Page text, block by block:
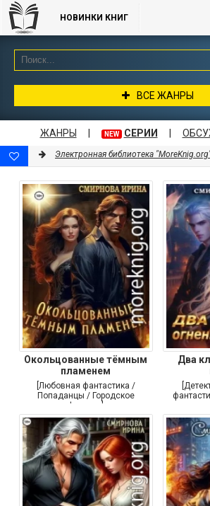
НОВИНКИ КНИГ
ВСЕ ЖАНРЫ
ЖАНРЫ NEW СЕРИИ
Электронная библиотека
Окольцованные тёмным
пламенем
[Любовная фантастика /
Попаданцы / Городское
фэнтези]
Два